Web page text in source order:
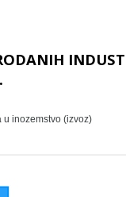
u inozemstvo (izvoz)